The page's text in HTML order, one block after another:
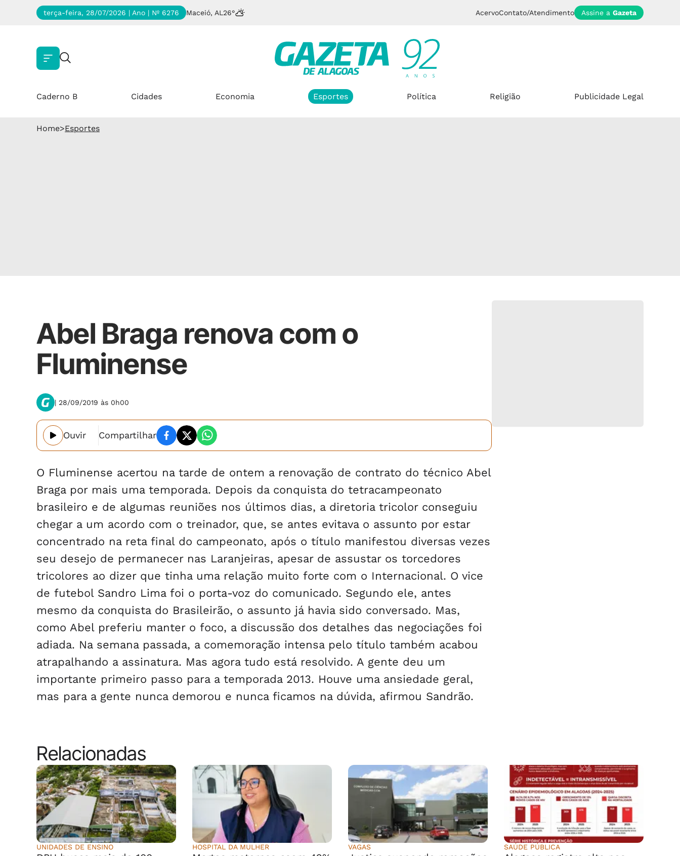
terça-feira, 28/07/2026 | Ano | Nº 6276 Maceió, AL 26° AcervoContato/Atendimento Assine a Gazeta
Caderno B Cidades Economia Esportes Política Religião Publicidade Legal
Home>Esportes
Abel Braga renova com o
Fluminense
| 28/09/2019 às 0h00
Ouvir Compartilhar
O Fluminense acertou na tarde de ontem a renovação de contrato do técnico Abel
Braga por mais uma temporada. Depois da conquista do tetracampeonato
brasileiro e de algumas reuniões nos últimos dias, a diretoria tricolor conseguiu
chegar a um acordo com o treinador, que, se antes evitava o assunto por estar
concentrado na reta final do campeonato, após o título manifestou diversas vezes
seu desejo de permanecer nas Laranjeiras, apesar de assustar os torcedores
tricolores ao dizer que tinha uma relação muito forte com o Internacional. O vice
de futebol Sandro Lima foi o porta-voz do comunicado. Segundo ele, antes
mesmo da conquista do Brasileirão, o assunto já havia sido conversado. Mas,
como Abel preferiu manter o foco, a discussão dos detalhes das negociações foi
adiada. Na semana passada, a comemoração intensa pelo título também acabou
atrapalhando a assinatura. Mas agora tudo está resolvido. A gente deu um
importante primeiro passo para a temporada 2013. Houve uma ansiedade geral,
mas para a gente nunca demorou e nunca ficamos na dúvida, afirmou Sandrão.
Relacionadas
UNIDADES DE ENSINO HOSPITAL DA MULHER VAGAS SAÚDE PÚBLICA